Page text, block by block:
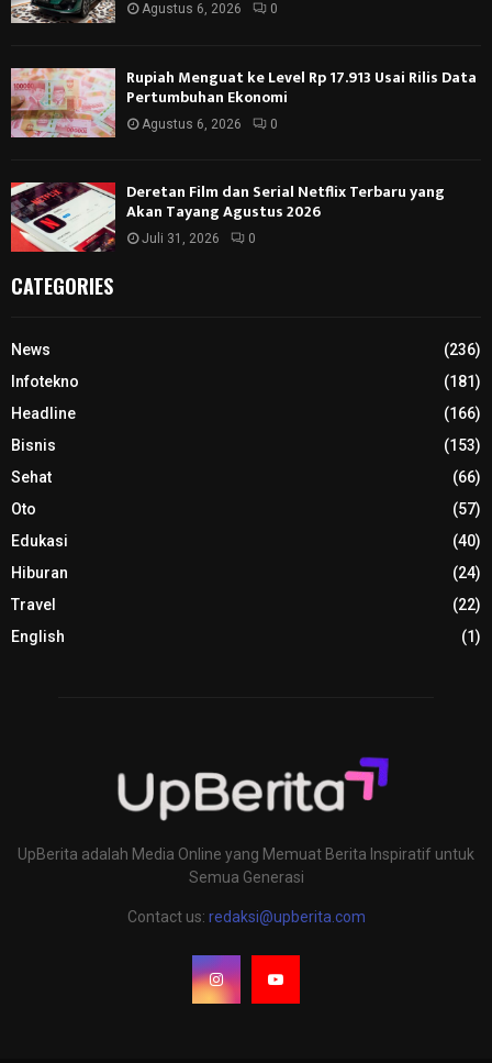
Agustus 6, 2026 0
Rupiah Menguat ke Level Rp 17.913 Usai Rilis Data
Pertumbuhan Ekonomi
Agustus 6, 2026 0
Deretan Film dan Serial Netflix Terbaru yang
Akan Tayang Agustus 2026
Juli 31, 2026 0
CATEGORIES
News
(236)
Infotekno
(181)
Headline
(166)
Bisnis
(153)
Sehat
(66)
Oto
(57)
Edukasi
(40)
Hiburan
(24)
Travel
(22)
English
(1)
UpBerita adalah Media Online yang Memuat Berita Inspiratif untuk
Semua Generasi
Contact us: redaksi@upberita.com